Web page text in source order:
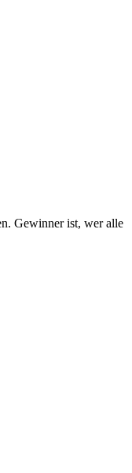
Gewinner ist, wer alle